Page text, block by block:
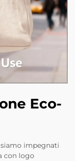
Eco-
impegnati
con logo